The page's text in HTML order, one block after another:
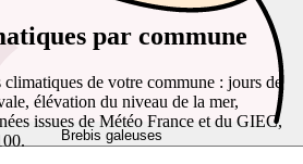
Brebis galeuses
par commune
de votre commune : jours de
élévation du niveau de la mer,
issues de Météo France et du GIEC,